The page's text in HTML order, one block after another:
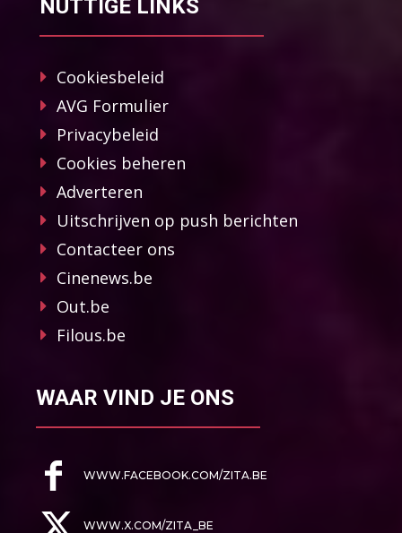
NUTTIGE LINKS
Cookiesbeleid
AVG Formulier
Privacybeleid
Cookies beheren
Adverteren
Uitschrijven op push berichten
Contacteer ons
Cinenews.be
Out.be
Filous.be
WAAR VIND JE ONS
WWW.FACEBOOK.COM/ZITA.BE
WWW.X.COM/ZITA_BE